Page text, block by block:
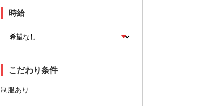
時給
こだわり条件
制服あり